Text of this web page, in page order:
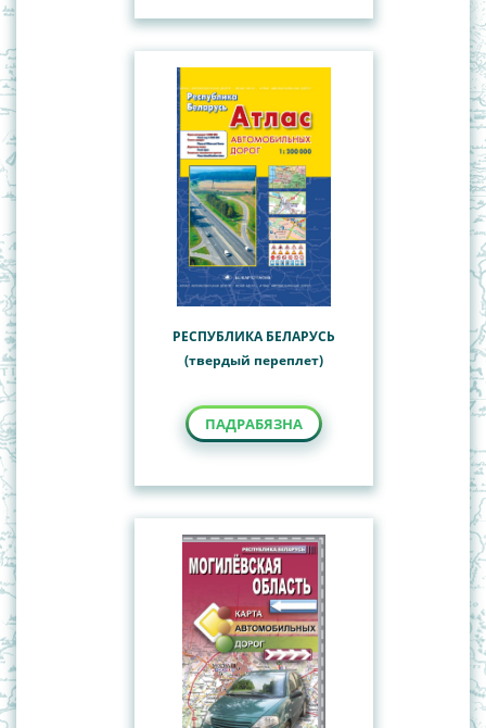
РЕСПУБЛИКА БЕЛАРУСЬ
(твердый переплет)
ПАДРАБЯЗНА